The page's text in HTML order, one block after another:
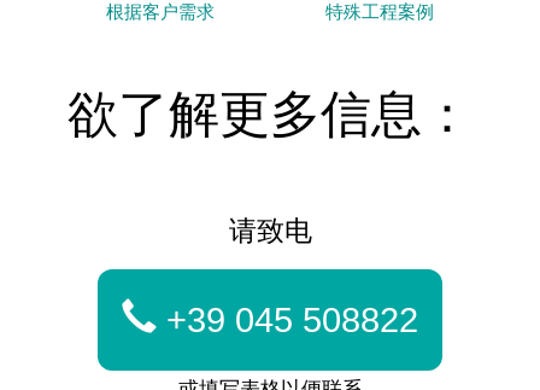
根据客户需求 特殊工程案例
欲了解更多信息：
请致电
+39 045 508822